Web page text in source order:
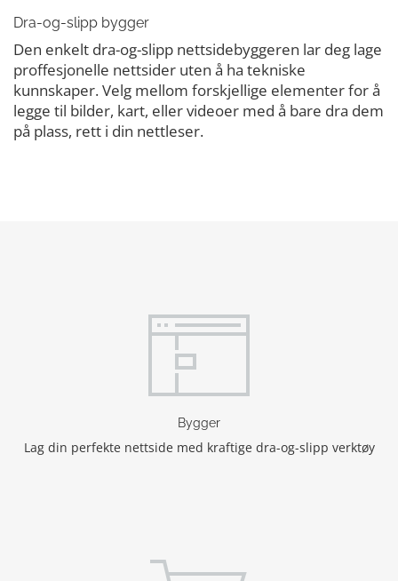
Dra-og-slipp bygger
Den enkelt dra-og-slipp nettsidebyggeren lar deg lage
proffesjonelle nettsider uten å ha tekniske
kunnskaper. Velg mellom forskjellige elementer for å
legge til bilder, kart, eller videoer med å bare dra dem
på plass, rett i din nettleser.
Bygger
Lag din perfekte nettside med kraftige dra-og-slipp verktøy